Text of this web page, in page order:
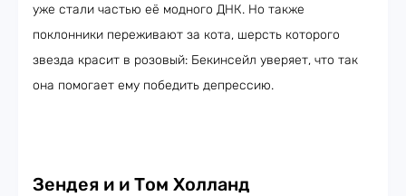
уже стали частью её модного ДНК. Но также
поклонники переживают за кота, шерсть которого
звезда красит в розовый: Бекинсейл уверяет, что так
она помогает ему победить депрессию.
Зендея и и Том Холланд